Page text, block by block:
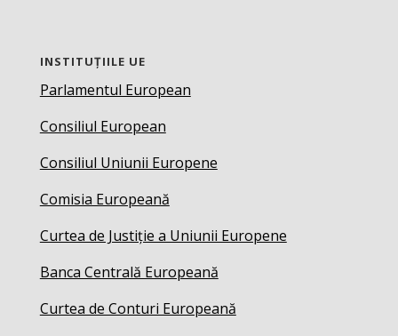
INSTITUȚIILE UE
Parlamentul European
Consiliul European
Consiliul Uniunii Europene
Comisia Europeană
Curtea de Justiție a Uniunii Europene
Banca Centrală Europeană
Curtea de Conturi Europeană